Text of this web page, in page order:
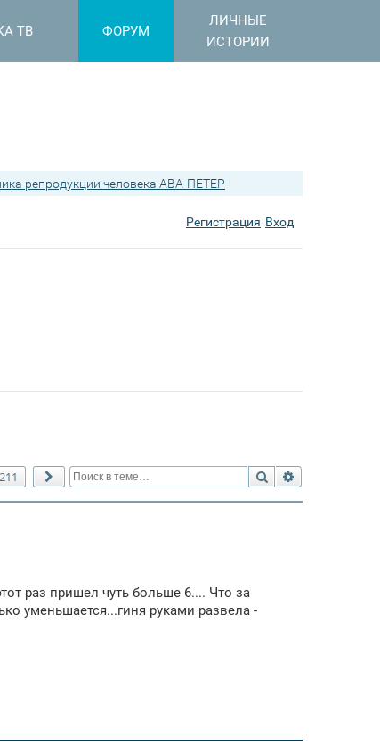
ТВ ФОРУМ
ЛИЧНЫЕ
ИСТОРИИ
репродукции человека АВА-ПЕТЕР
Регистрация Вход
Поиск
211 След.
раз пришел чуть больше 6.... Что за
уменьшается...гиня руками развела -